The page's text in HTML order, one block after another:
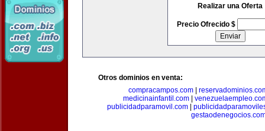
Realizar una Oferta
Precio Ofrecido $
Otros dominios en venta:
compracampos.com
medicinainfantil.com|
publicidadparamovil.com